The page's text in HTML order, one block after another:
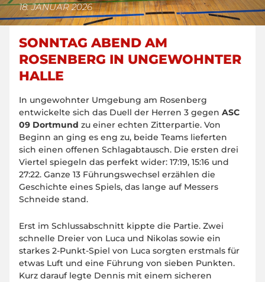
18. JANUAR 2026
SONNTAG ABEND AM
ROSENBERG IN UNGEWOHNTER
HALLE
In ungewohnter Umgebung am Rosenberg
entwickelte sich das Duell der Herren 3 gegen ASC
09 Dortmund zu einer echten Zitterpartie. Von
Beginn an ging es eng zu, beide Teams lieferten
sich einen offenen Schlagabtausch. Die ersten drei
Viertel spiegeln das perfekt wider: 17:19, 15:16 und
27:22. Ganze 13 Führungswechsel erzählen die
Geschichte eines Spiels, das lange auf Messers
Schneide stand.
Erst im Schlussabschnitt kippte die Partie. Zwei
schnelle Dreier von Luca und Nikolas sowie ein
starkes 2-Punkt-Spiel von Luca sorgten erstmals für
etwas Luft und eine Führung von sieben Punkten.
Kurz darauf legte Dennis mit einem sicheren